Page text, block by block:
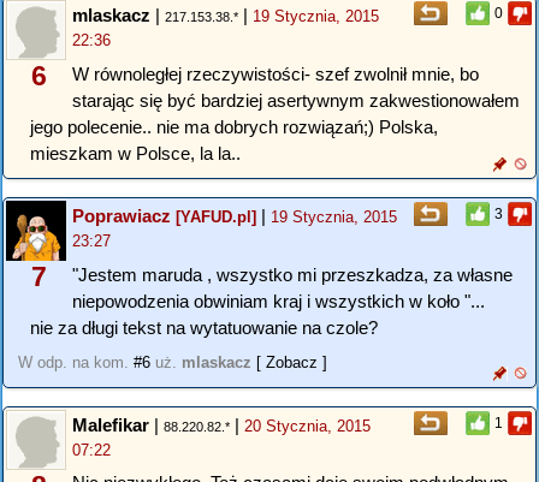
0
6
mlaskacz | 217.153.38.* | 19 Stycznia, 2015
22:36
W równoległej rzeczywistości- szef zwolnił mnie, bo
starając się być bardziej asertywnym zakwestionowałem
jego polecenie.. nie ma dobrych rozwiązań;) Polska,
mieszkam w Polsce, la la..
3
7
Poprawiacz [YAFUD.pl] | 19 Stycznia, 2015
23:27
"Jestem maruda , wszystko mi przeszkadza, za własne
niepowodzenia obwiniam kraj i wszystkich w koło "...
nie za długi tekst na wytatuowanie na czole?
W odp. na kom. #6 uż. mlaskacz [ Zobacz ]
1
Malefikar | 88.220.82.* | 20 Stycznia, 2015
07:22